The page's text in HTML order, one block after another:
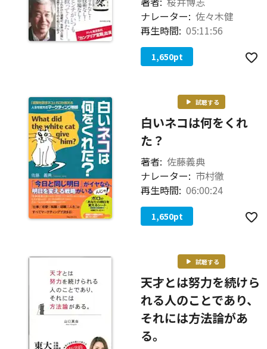
ナレーター: 佐々木健
再生時間: 05:11:56
1,650pt
試聴する
白いネコは何をくれ
た？
著者: 佐藤義典
ナレーター: 市村徹
再生時間: 06:00:24
1,650pt
試聴する
天才とは努力を続けら
れる人のことであり、
それには方法論があ
る。